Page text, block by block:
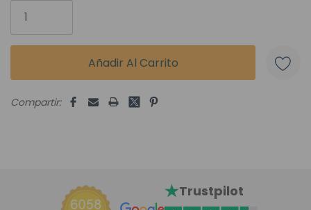
Compartir:
Trustpilot